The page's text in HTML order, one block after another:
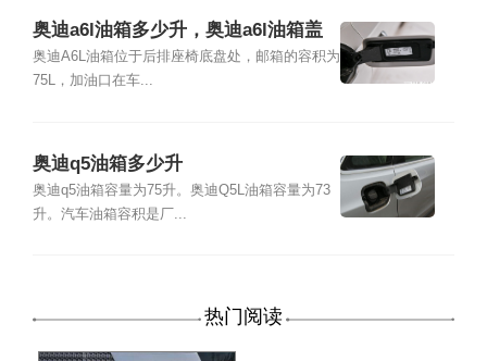
奥迪a6l油箱多少升，奥迪a6l油箱盖
怎么打开
奥迪A6L油箱位于后排座椅底盘处，邮箱的容积为
75L，加油口在车...
奥迪q5油箱多少升
奥迪q5油箱容量为75升。奥迪Q5L油箱容量为73
升。汽车油箱容积是厂...
热门阅读